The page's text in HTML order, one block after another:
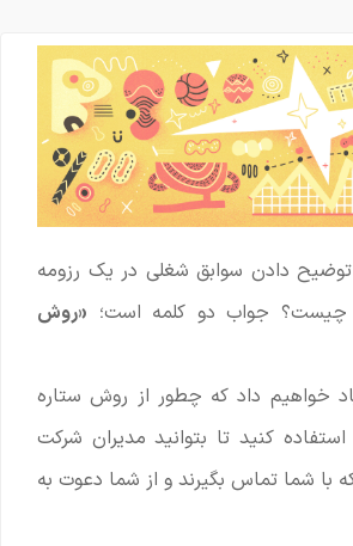
دادن سوابق شغلی در یک رزومه
چیست؟ جواب دو کلمه است؛ «روش
خواهیم داد که چطور از روش ستاره
کنید تا بتوانید مدیران شرکت
با شما تماس بگیرند و از شما دعوت به